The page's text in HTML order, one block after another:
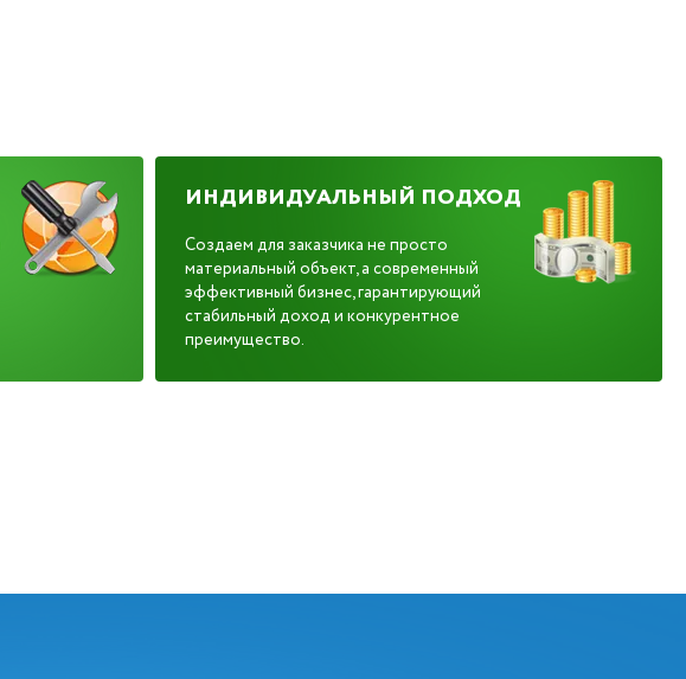
ИНДИВИДУАЛЬНЫЙ ПОДХОД
Создаем для заказчика не просто
материальный объект, а современный
эффективный бизнес, гарантирующий
стабильный доход и конкурентное
преимущество.